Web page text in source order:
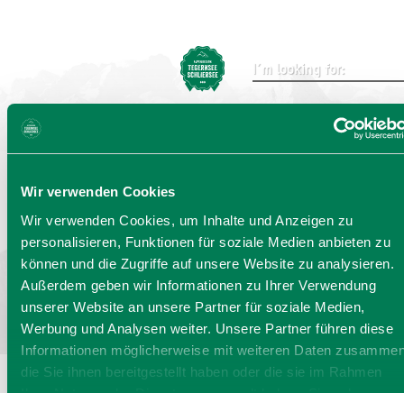
Wir verwenden Cookies
Wir verwenden Cookies, um Inhalte und Anzeigen zu
personalisieren, Funktionen für soziale Medien anbieten zu
können und die Zugriffe auf unsere Website zu analysieren.
Außerdem geben wir Informationen zu Ihrer Verwendung
unserer Website an unsere Partner für soziale Medien,
Werbung und Analysen weiter. Unsere Partner führen diese
Informationen möglicherweise mit weiteren Daten
die Sie ihnen bereitgestellt haben oder die sie im Rahmen
Bayern - traditionell anders
Send